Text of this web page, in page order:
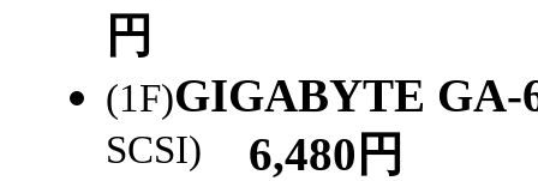
円
(1F)GIGABYTE GA-
SCSI) 6,480円